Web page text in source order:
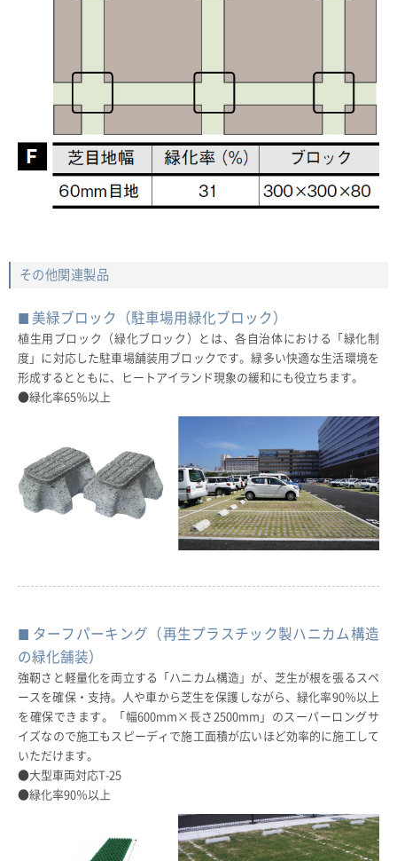
その他関連製品
美緑ブロック（駐車場用緑化ブロック）
植生用ブロック（緑化ブロック）とは、各自治体における「緑化制
度」に対応した駐車場舗装用ブロックです。緑多い快適な生活環境を
形成するとともに、ヒートアイランド現象の緩和にも役立ちます。
●緑化率65％以上
ターフパーキング（再生プラスチック製ハニカム構造
の緑化舗装）
強靭さと軽量化を両立する「ハニカム構造」が、芝生が根を張るスペ
ースを確保・支持。人や車から芝生を保護しながら、緑化率90％以上
を確保できます。「幅600mm×⻑さ2500mm」のスーパーロングサ
イズなので施工もスピーディで施工面積が広いほど効率的に施工して
いただけます。
●大型車両対応T-25
●緑化率90％以上